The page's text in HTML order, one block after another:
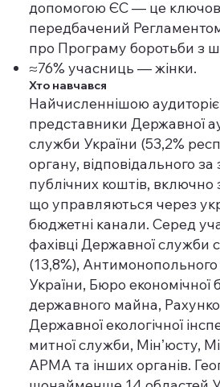
допомогою ЄС — це
передбачений
про Програму боротьби з
≈76% учасниць — жінки.
Хто навчався
Найчисленнішою
представники Державної
служби України (53,2%
органу, відповідального
публічних коштів,
що управляються через
бюджетні канали. Серед
фахівці Державної служби
(13,8%), Антимонопольного
України, Бюро
державного майна,
Державної екологічної
митної служби, Мінʼюсту,
АРМА та інших органів.